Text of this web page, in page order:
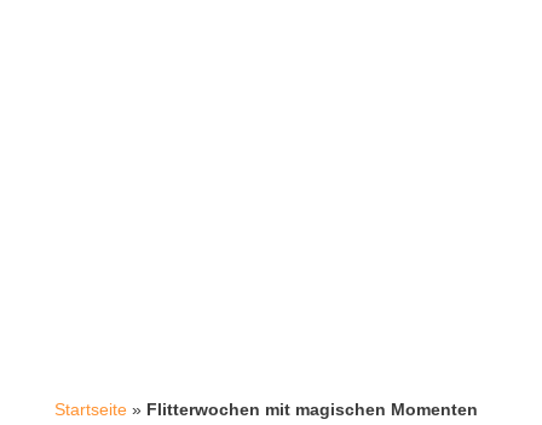
Startseite» Flitterwochen mit magischen Momenten